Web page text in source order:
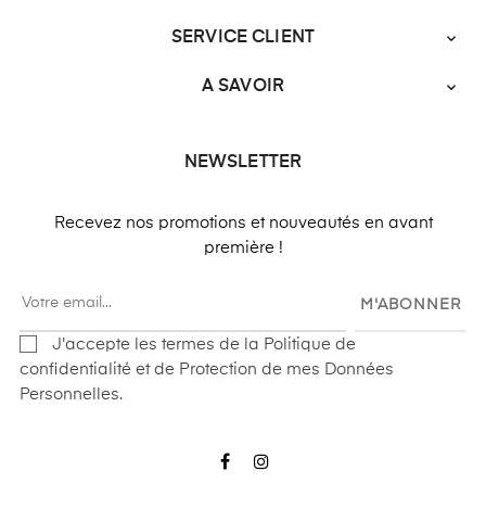
SERVICE CLIENT 
A SAVOIR 
NEWSLETTER
Recevez nos promotions et nouveautés en avant
première !
M'ABONNER
J'accepte les termes de la Politique de
confidentialité et de Protection de mes Données
Personnelles.
Facebook